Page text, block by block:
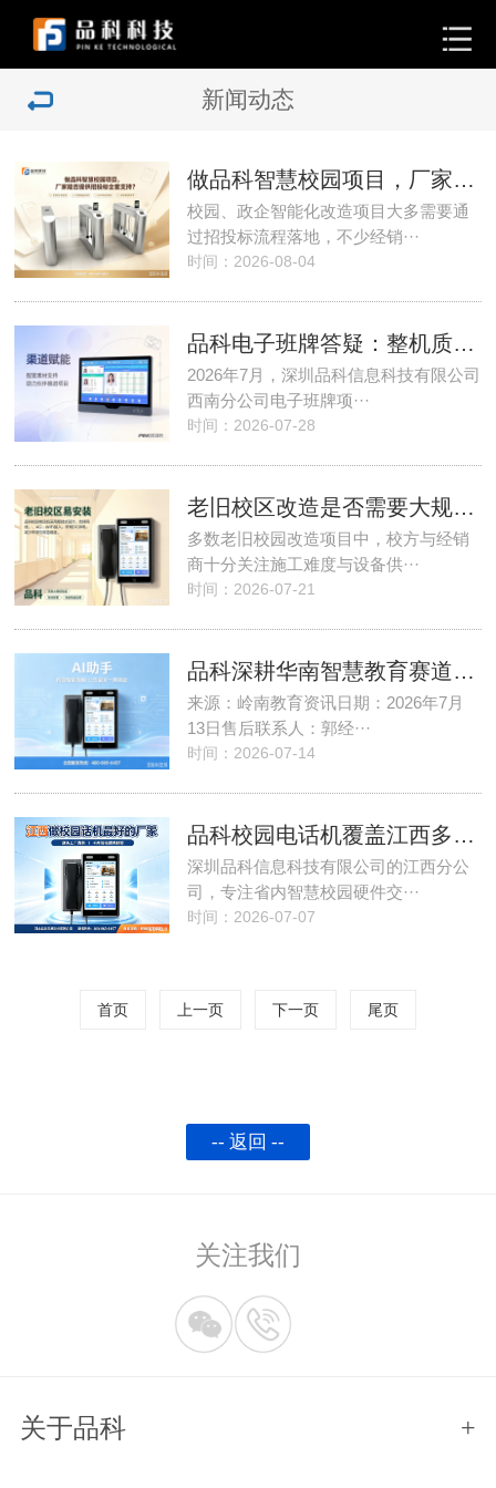
新闻动态
做品科智慧校园项目，厂家能否提···
校园、政企智能化改造项目大多需要通
过招投标流程落地，不少经销···
时间：2026-08-04
品科电子班牌答疑：整机质保周期···
2026年7月，深圳品科信息科技有限公司
西南分公司电子班牌项···
时间：2026-07-28
老旧校区改造是否需要大规模布线···
多数老旧校园改造项目中，校方与经销
商十分关注施工难度与设备供···
时间：2026-07-21
品科深耕华南智慧教育赛道，广州···
来源：岭南教育资讯日期：2026年7月
13日售后联系人：郭经···
时间：2026-07-14
品科校园电话机覆盖江西多地校园···
深圳品科信息科技有限公司的江西分公
司，专注省内智慧校园硬件交···
时间：2026-07-07
首页 上一页 下一页 尾页
-- 返回 --
关注我们
+
关于品科